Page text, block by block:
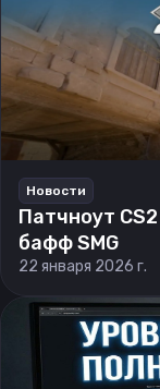
Новости
Патчноут
бафф SMG
22 января 2026 г.